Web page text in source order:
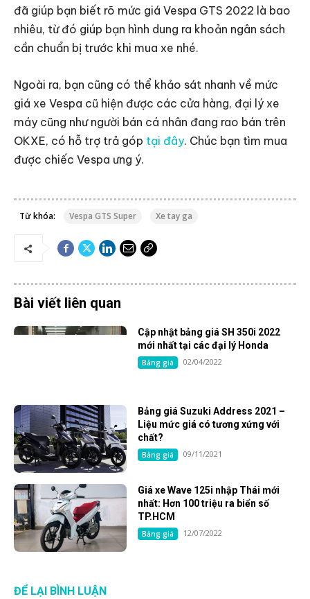
đã giúp bạn biết rõ mức giá Vespa GTS 2022 là bao
nhiêu, từ đó giúp bạn hình dung ra khoản ngân sách
cần chuẩn bị trước khi mua xe nhé.
Ngoài ra, bạn cũng có thể khảo sát nhanh về mức
giá xe Vespa cũ hiện được các cửa hàng, đại lý xe
máy cũng như người bán cá nhân đang rao bán trên
OKXE, có hỗ trợ trả góp tại đây. Chúc bạn tìm mua
được chiếc Vespa ưng ý.
Từ khóa: Vespa GTS Super Xe tay ga
Bài viết liên quan
Cập nhật bảng giá SH 350i 2022
mới nhất tại các đại lý Honda
Bảng giá 02/04/2022
Bảng giá Suzuki Address 2021 –
Liệu mức giá có tương xứng với
chất?
Bảng giá 09/11/2021
Giá xe Wave 125i nhập Thái mới
nhất: Hơn 100 triệu ra biển số
TP.HCM
Bảng giá 12/07/2022
ĐỂ LẠI BÌNH LUẬN